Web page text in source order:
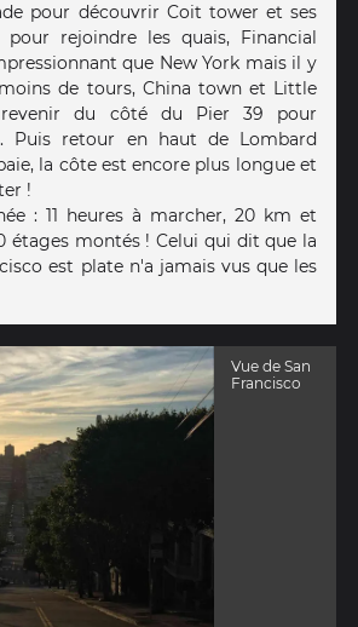
pour découvrir Coit tower et ses
pour rejoindre les quais, Financial
que New York mais il y
de tours, China town et Little
du côté du Pier 39 pour
Puis retour en haut de Lombard
la côte est encore plus longue et
!
: 11 heures à marcher, 20 km et
étages montés ! Celui qui dit que la
est plate n'a jamais vus que les
Vue de San
Francisco